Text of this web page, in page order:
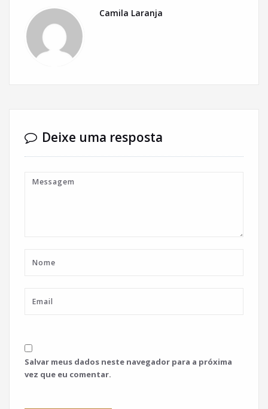
Camila Laranja
Deixe uma resposta
Salvar meus dados neste navegador para a próxima
vez que eu comentar.